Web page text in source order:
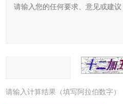
请输入计算结果（填写阿拉伯数字）